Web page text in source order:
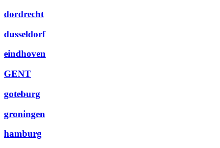
dordrecht
dusseldorf
eindhoven
GENT
goteburg
groningen
hamburg